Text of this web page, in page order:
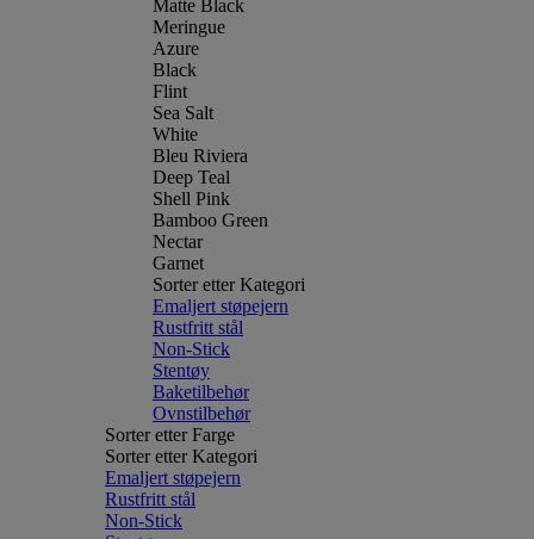
Matte Black
Meringue
Azure
Black
Flint
Sea Salt
White
Bleu Riviera
Deep Teal
Shell Pink
Bamboo Green
Nectar
Garnet
Sorter etter Kategori
Emaljert støpejern
Rustfritt stål
Non-Stick
Stentøy
Baketilbehør
Ovnstilbehør
Sorter etter Farge
Sorter etter Kategori
Emaljert støpejern
Rustfritt stål
Non-Stick